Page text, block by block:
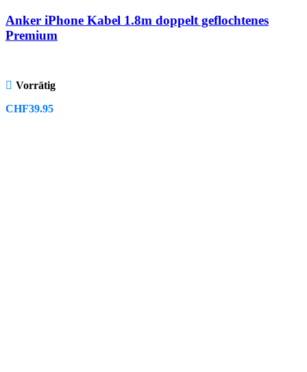
Anker iPhone Kabel 1.8m doppelt geflochtenes
Premium
Vorrätig
CHF39.95